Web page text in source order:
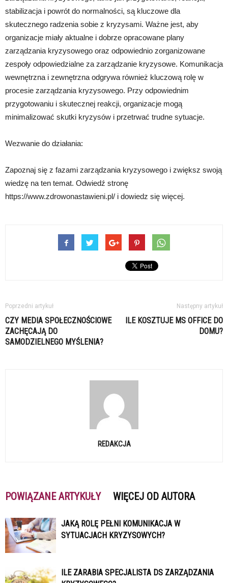
stabilizacja i powrót do normalności, są kluczowe dla
skutecznego radzenia sobie z kryzysami. Ważne jest, aby
organizacje miały aktualne i dobrze opracowane plany
zarządzania kryzysowego oraz odpowiednio zorganizowane
zespoły odpowiedzialne za zarządzanie kryzysowe. Komunikacja
wewnętrzna i zewnętrzna odgrywa również kluczową rolę w
procesie zarządzania kryzysowego. Przy odpowiednim
przygotowaniu i skutecznej reakcji, organizacje mogą
minimalizować skutki kryzysów i przetrwać trudne sytuacje.
Wezwanie do działania:
Zapoznaj się z fazami zarządzania kryzysowego i zwiększ swoją
wiedzę na ten temat. Odwiedź stronę
https://www.zdrowonastawieni.pl/ i dowiedz się więcej.
Poprzedni artykuł
CZY MEDIA SPOŁECZNOŚCIOWE
ZACHĘCAJĄ DO
SAMODZIELNEGO MYŚLENIA?
Następny artykuł
ILE KOSZTUJE MS OFFICE DO
DOMU?
REDAKCJA
POWIĄZANE ARTYKUŁY WIĘCEJ OD AUTORA
JAKĄ ROLĘ PEŁNI KOMUNIKACJA W
SYTUACJACH KRYZYSOWYCH?
ILE ZARABIA SPECJALISTA DS ZARZĄDZANIA